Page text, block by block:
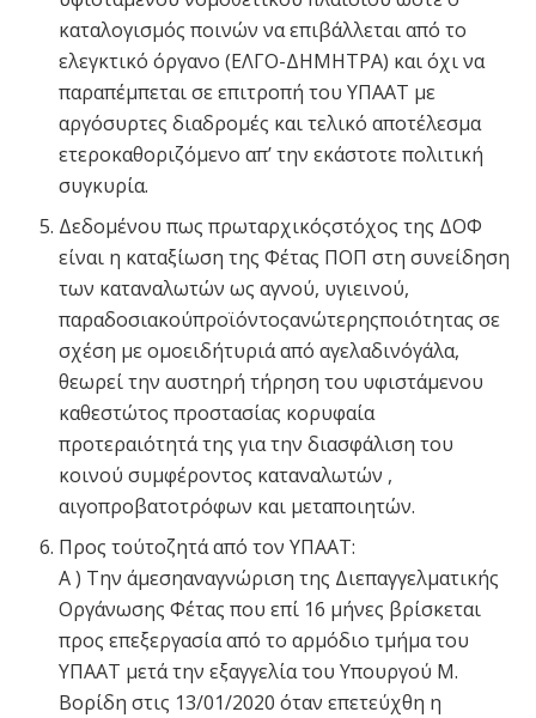
καταλογισμός ποινών να επιβάλλεται από το
ελεγκτικό όργανο (ΕΛΓΟ-ΔΗΜΗΤΡΑ) και όχι να
παραπέμπεται σε επιτροπή του ΥΠΑΑΤ με
αργόσυρτες διαδρομές και τελικό αποτέλεσμα
ετεροκαθοριζόμενο απ’ την εκάστοτε πολιτική
συγκυρία.
Δεδομένου πως πρωταρχικόςστόχος της ΔΟΦ
είναι η καταξίωση της Φέτας ΠΟΠ στη συνείδηση
των καταναλωτών ως αγνού, υγιεινού,
παραδοσιακούπροϊόντοςανώτερηςποιότητας σε
σχέση με ομοειδήτυριά από αγελαδινόγάλα,
θεωρεί την αυστηρή τήρηση του υφιστάμενου
καθεστώτος προστασίας κορυφαία
προτεραιότητά της για την διασφάλιση του
κοινού συμφέροντος καταναλωτών ,
αιγοπροβατοτρόφων και μεταποιητών.
Προς τούτοζητά από τον ΥΠΑΑΤ:
Α ) Την άμεσηαναγνώριση της Διεπαγγελματικής
Οργάνωσης Φέτας που επί 16 μήνες βρίσκεται
προς επεξεργασία από το αρμόδιο τμήμα του
ΥΠΑΑΤ μετά την εξαγγελία του Υπουργού Μ.
Βορίδη στις 13/01/2020 όταν επετεύχθη η